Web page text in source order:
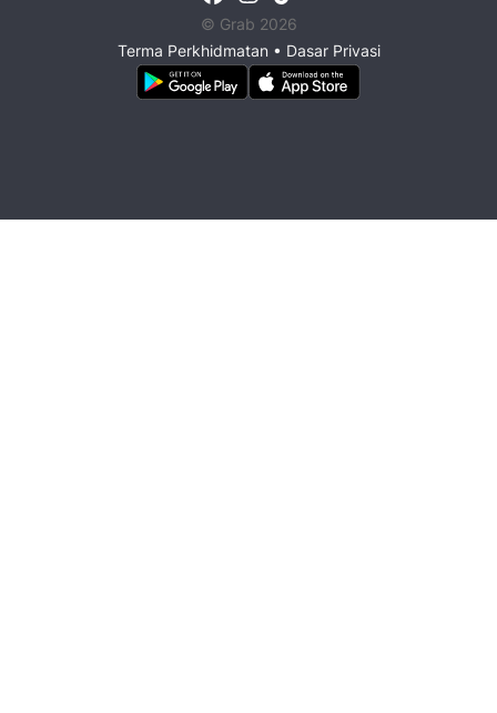
© Grab 2026
Terma Perkhidmatan• Dasar Privasi